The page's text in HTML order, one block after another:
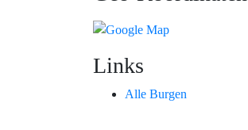
Links
Alle Burgen